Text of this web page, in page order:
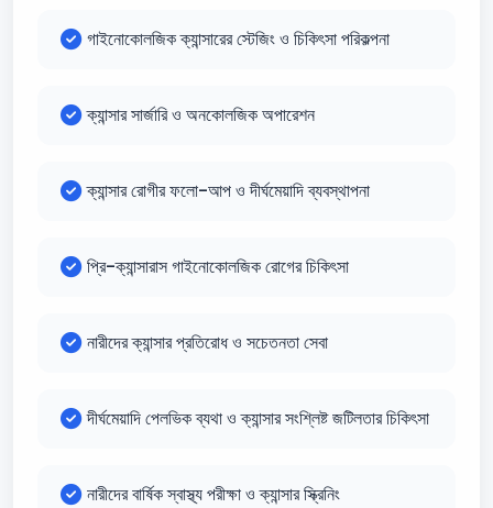
গাইনোকোলজিক ক্যান্সারের স্টেজিং ও চিকিৎসা পরিকল্পনা
ক্যান্সার সার্জারি ও অনকোলজিক অপারেশন
ক্যান্সার রোগীর ফলো-আপ ও দীর্ঘমেয়াদি ব্যবস্থাপনা
প্রি-ক্যান্সারাস গাইনোকোলজিক রোগের চিকিৎসা
নারীদের ক্যান্সার প্রতিরোধ ও সচেতনতা সেবা
দীর্ঘমেয়াদি পেলভিক ব্যথা ও ক্যান্সার সংশ্লিষ্ট জটিলতার চিকিৎসা
নারীদের বার্ষিক স্বাস্থ্য পরীক্ষা ও ক্যান্সার স্ক্রিনিং